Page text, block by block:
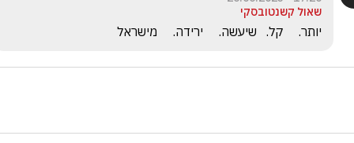
שאול קשנטובסקי
יותר.     קל.   שיעשה.     ירידה.     מישראל